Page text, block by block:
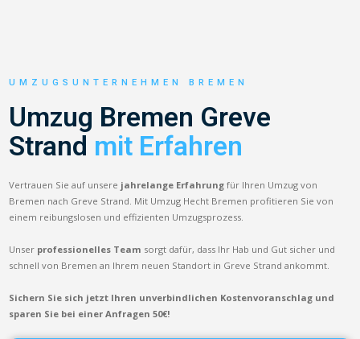
UMZUGSUNTERNEHMEN BREMEN
Umzug Bremen Greve
Strand mit Erfahren
Vertrauen Sie auf unsere jahrelange Erfahrung für Ihren Umzug von
Bremen nach Greve Strand. Mit Umzug Hecht Bremen profitieren Sie von
einem reibungslosen und effizienten Umzugsprozess.
Unser professionelles Team sorgt dafür, dass Ihr Hab und Gut sicher und
schnell von Bremen an Ihrem neuen Standort in Greve Strand ankommt.
Sichern Sie sich jetzt Ihren unverbindlichen Kostenvoranschlag und
sparen Sie bei einer Anfragen 50€!